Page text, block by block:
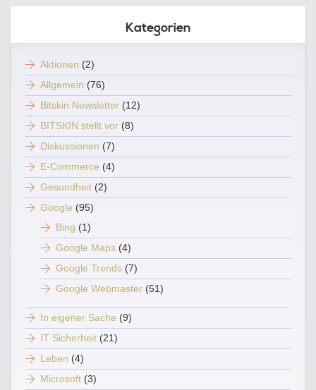
Kategorien
Aktionen (2)
Allgemein (76)
Bitskin Newsletter (12)
BITSKIN stellt vor (8)
Diskussionen (7)
E-Commerce (4)
Gesundheit (2)
Google (95)
Bing (1)
Google Maps (4)
Google Trends (7)
Google Webmaster (51)
In eigener Sache (9)
IT Sicherheit (21)
Leben (4)
Microsoft (3)